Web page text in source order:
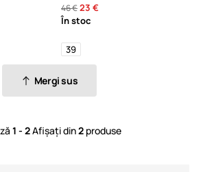
46 €23 €
În stoc
39
Mergi sus
1 - 2Afișați din2 produse